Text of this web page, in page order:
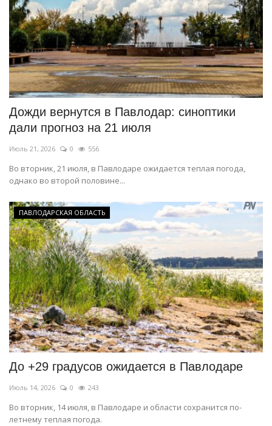
Дожди вернутся в Павлодар: синоптики
дали прогноз на 21 июля
Июль 21, 2026 0 556
Во вторник, 21 июля, в Павлодаре ожидается теплая погода,
однако во второй половине...
ПАВЛОДАРСКАЯ ОБЛАСТЬ
До +29 градусов ожидается в Павлодаре
Июль 14, 2026 0 243
Во вторник, 14 июля, в Павлодаре и области сохранится по-
летнему теплая погода.